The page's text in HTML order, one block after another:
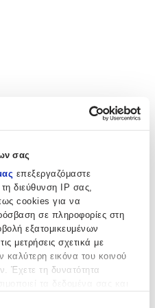
σας
επεξεργαζόμαστε
διεύθυνση IP σας,
cookies για να
σε πληροφορίες στη
εξατομικευμένων
μετρήσεις σχετικά με
καλύτερη εικόνα του κοινού
Έχετε τη δυνατότητα